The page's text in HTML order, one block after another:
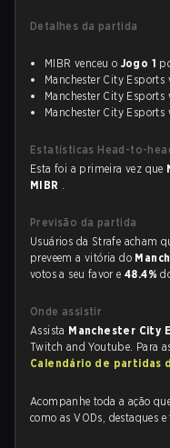
Detalhes da partida
MIBR venceu o Jogo 1
Manchester City Esports
Manchester City Esports
Manchester City Esports
Estatísticas Head-to-
Esta foi a primeira vez que
MIBR .
Previsão da partida
Usuários da Strafe acham
preveem a vitória do
votos a seu favor e48.4%
Onde assistir
Assista Manchester City
Twitch and Youtube. Para
Calendário de partidas
Acompanhe toda a ação
como as VODs, destaques